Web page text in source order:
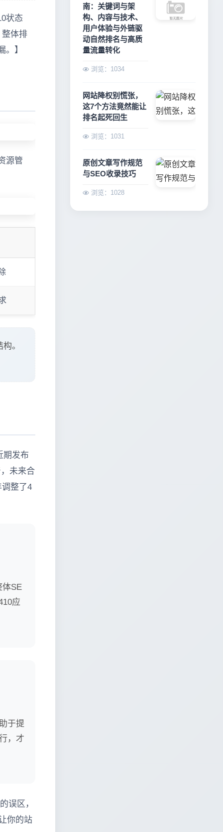
状态
整体排
】
源管
。
期发布
未来合
整了4
体SE
应
于提
，才
误区，
你的站
南：关键词与架
构、内容与技术、
用户体验与外链驱
动自然排名与高质
量流量转化
浏览：1034
网站降权别慌张，
这7个方法竟然能让
排名起死回生
浏览：1031
原创文章写作规范
与SEO收录技巧
浏览：1028